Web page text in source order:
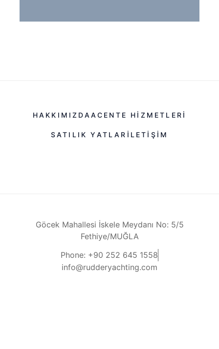
HAKKIMIZDA ACENTE HIZMETLERI
SATILIK YATLAR ILETIŞIM
Göcek Mahallesi İskele Meydanı No: 5/5
Fethiye/MUĞLA
Phone: +90 252 645 1558
info@rudderyachting.com